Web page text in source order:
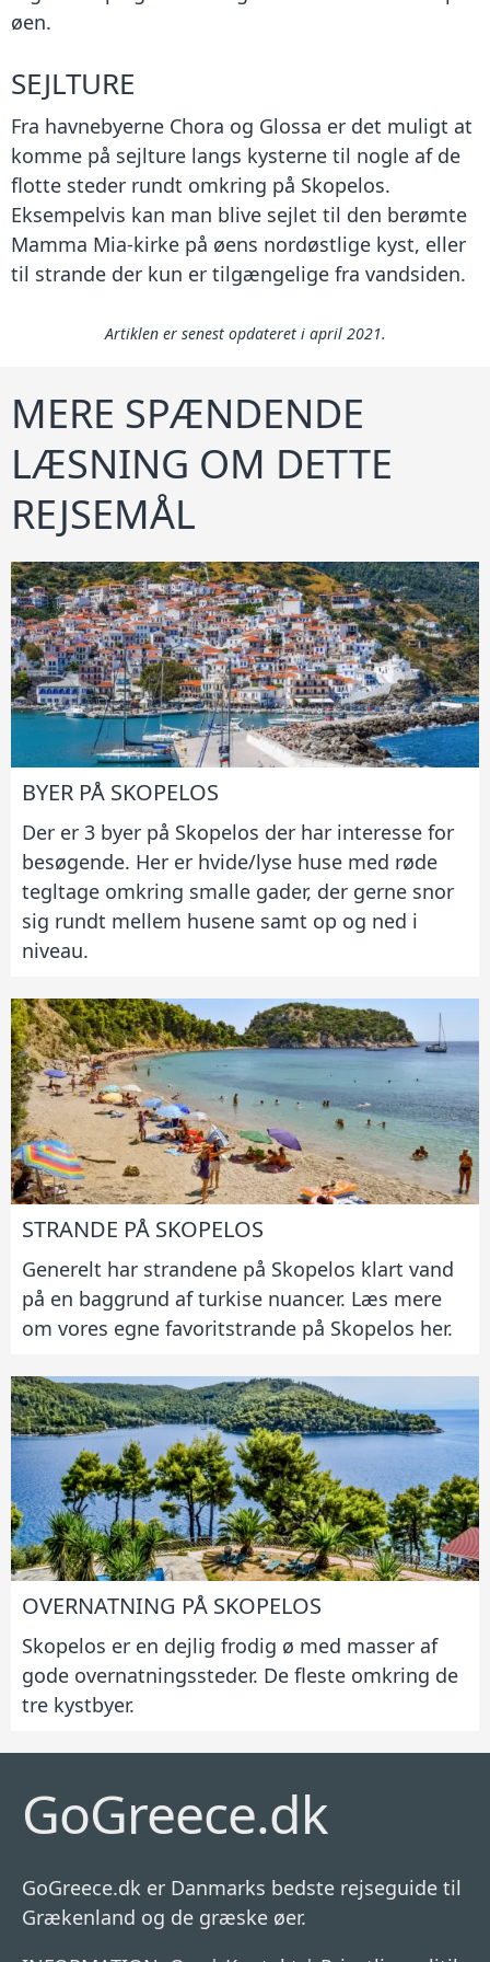
øen.
SEJLTURE
Fra havnebyerne Chora og Glossa er det muligt at
komme på sejlture langs kysterne til nogle af de
flotte steder rundt omkring på Skopelos.
Eksempelvis kan man blive sejlet til den berømte
Mamma Mia-kirke på øens nordøstlige kyst, eller
til strande der kun er tilgængelige fra vandsiden.
Artiklen er senest opdateret i april 2021.
MERE SPÆNDENDE
LÆSNING OM DETTE
REJSEMÅL
BYER PÅ SKOPELOS
Der er 3 byer på Skopelos der har interesse for
besøgende. Her er hvide/lyse huse med røde
tegltage omkring smalle gader, der gerne snor
sig rundt mellem husene samt op og ned i
niveau.
STRANDE PÅ SKOPELOS
Generelt har strandene på Skopelos klart vand
på en baggrund af turkise nuancer. Læs mere
om vores egne favoritstrande på Skopelos her.
OVERNATNING PÅ SKOPELOS
Skopelos er en dejlig frodig ø med masser af
gode overnatningssteder. De fleste omkring de
tre kystbyer.
GoGreece.dk
GoGreece.dk er Danmarks bedste rejseguide til
Grækenland og de græske øer.